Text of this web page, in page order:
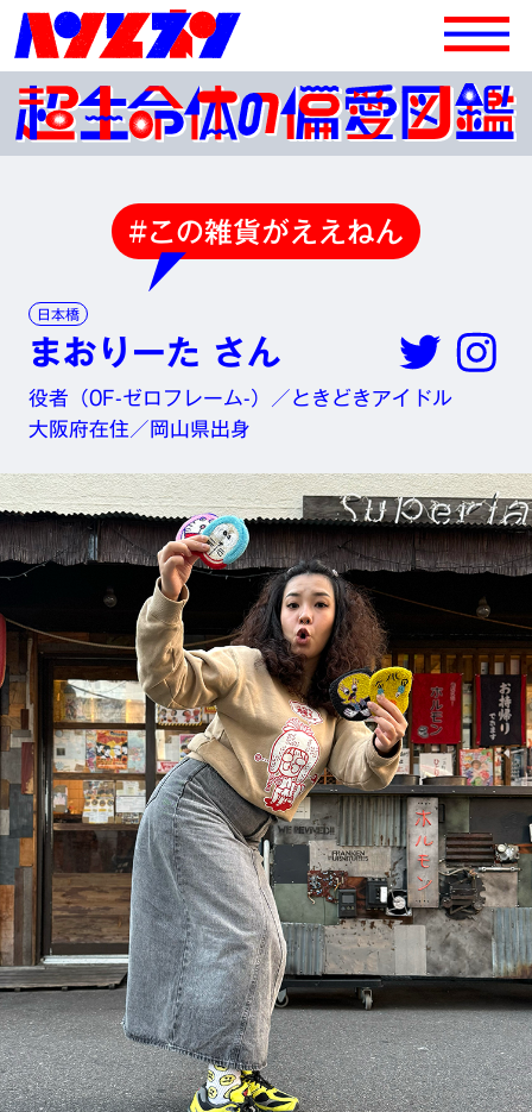
#この雑貨がええねん
日本橋
まおりーた さん
役者（0F-ゼロフレーム-）／ときどきアイドル
大阪府在住／岡山県出身